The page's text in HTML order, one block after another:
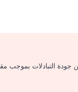
التبادلات بموجب